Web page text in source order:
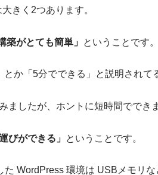
きく2つあります。
築がとても簡単」 ということです。
か「5分でできる」と説明されて
したが、ホントに短時間ででき
びができる」 ということです。
た WordPress 環境は USBメモリ